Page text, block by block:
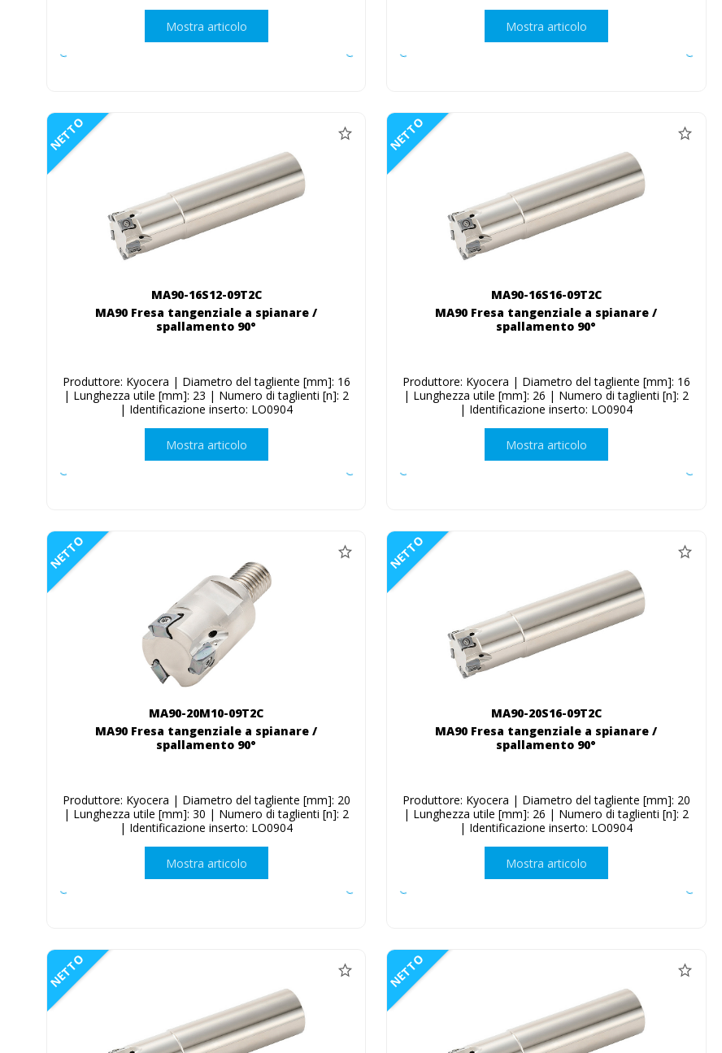
Mostra articolo Mostra articolo
NETTO
MA90-16S12-09T2C
MA90 Fresa tangenziale a spianare /
spallamento 90°
Produttore: Kyocera | Diametro del tagliente [mm]: 16
| Lunghezza utile [mm]: 23 | Numero di taglienti [n]: 2
| Identificazione inserto: LO0904
Mostra articolo
NETTO
MA90-16S16-09T2C
MA90 Fresa tangenziale a spianare /
spallamento 90°
Produttore: Kyocera | Diametro del tagliente [mm]: 16
| Lunghezza utile [mm]: 26 | Numero di taglienti [n]: 2
| Identificazione inserto: LO0904
Mostra articolo
NETTO
MA90-20M10-09T2C
MA90 Fresa tangenziale a spianare /
spallamento 90°
Produttore: Kyocera | Diametro del tagliente [mm]: 20
| Lunghezza utile [mm]: 30 | Numero di taglienti [n]: 2
| Identificazione inserto: LO0904
Mostra articolo
NETTO
MA90-20S16-09T2C
MA90 Fresa tangenziale a spianare /
spallamento 90°
Produttore: Kyocera | Diametro del tagliente [mm]: 20
| Lunghezza utile [mm]: 26 | Numero di taglienti [n]: 2
| Identificazione inserto: LO0904
Mostra articolo
NETTO NETTO